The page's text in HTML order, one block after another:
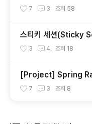
riding)이란? + 차이점
7 3 조회 58
스티키 세션(Sticky
터링(Session
3 4 조회 18
[Project] Spring
ng AI, Qdrant DB)
7 3 조회 8